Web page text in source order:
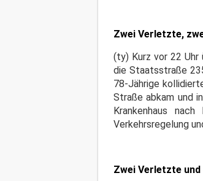
Zwei Verletzte,
(ty) Kurz vor 22 Uhr
die Staatsstraße
78-Jährige
Straße abkam und
Krankenhaus
Verkehrsregelung
Zwei Verletzte und